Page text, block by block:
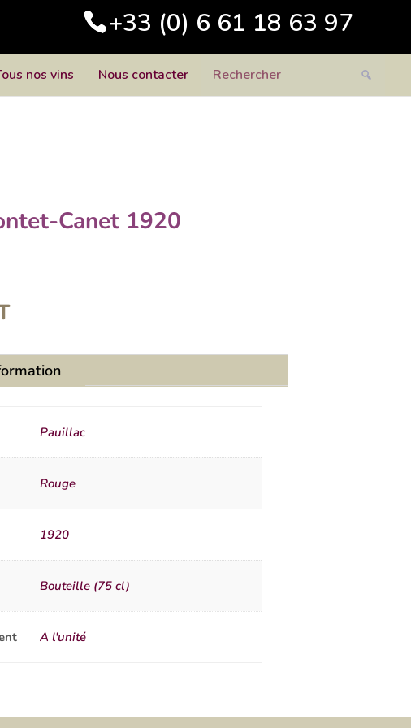
+33 (0) 6 61 18 63 97
nos vins Nous contacter
Canet 1920
Pauillac
Rouge
1920
Bouteille (75 cl)
A l'unité